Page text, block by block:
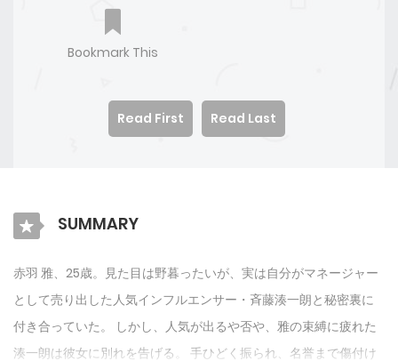
Bookmark This
Read First Read Last
SUMMARY
赤羽 雅、25歳。見た目は野暮ったいが、実は自分がマネージャー
として売り出した人気インフルエンサー・斉藤湊一朗と秘密裏に
付き合っていた。 しかし、人気が出るや否や、雅の束縛に疲れた
湊一朗は彼女に別れを告げる。 手ひどく振られ、名誉まで傷付け